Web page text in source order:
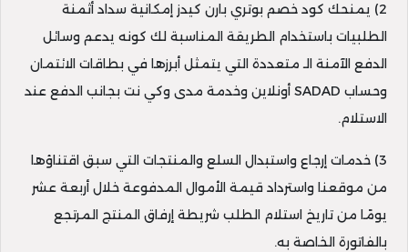
2) يمنحك كود خصم بوتري بارن كيدز إمكانية سداد أثمنة
الطلبيات باستخدام الطريقة المناسبة لك كونه يدعم وسائل
الدفع الآمنة الـ متعددة التي يتمثل أبرزها في بطاقات الائتمان
وحساب SADAD أونلاين وخدمة مدى وكي نت بجانب الدفع عند
الاستلام.
3) خدمات إرجاع واستبدال السلع والمنتجات التي سبق اقتناؤها
من موقعنا واسترداد قيمة الأموال المدفوعة خلال أربعة عشر
يومًا من تاريخ استلام الطلب شريطة إرفاق المنتج المرتجع
بالفاتورة الخاصة به.